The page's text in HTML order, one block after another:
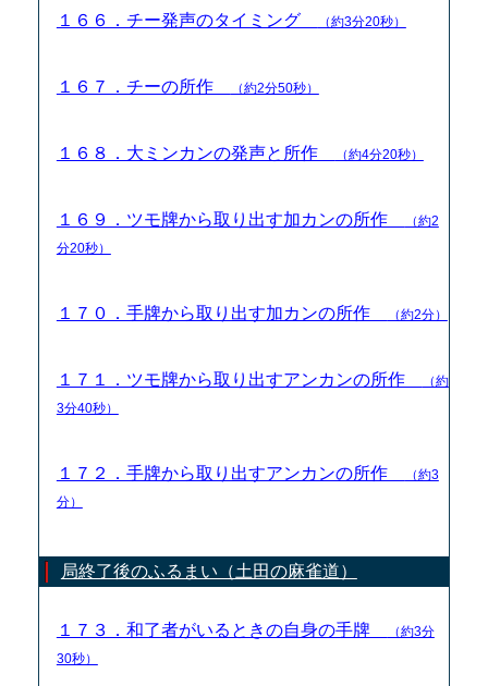
１６６．チー発声のタイミング （約3分20秒）
１６７．チーの所作 （約2分50秒）
１６８．大ミンカンの発声と所作 （約4分20秒）
１６９．ツモ牌から取り出す加カンの所作
（約2
分20秒）
１７０．手牌から取り出す加カンの所作 （約2分）
１７１．ツモ牌から取り出すアンカンの所作
（約
3分40秒）
１７２．手牌から取り出すアンカンの所作
（約3
分）
局終了後のふるまい（土田の麻雀道）
１７３．和了者がいるときの自身の手牌
（約3分
30秒）